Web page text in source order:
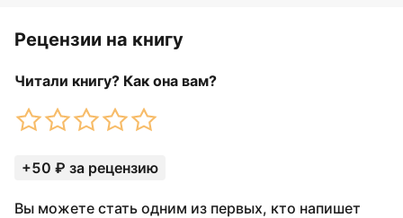
Рецензии на книгу
Читали книгу? Как она вам?
+50 ₽ за рецензию
Вы можете стать одним из первых, кто напишет